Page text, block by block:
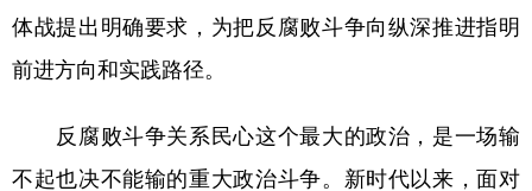
北京 天津 河北 山西
辽宁 吉林
浙江 安徽 福建 江西
山东 河南 湖北 湖南
体战提出明确要求，为把反腐败斗争向纵深推进指明
前进方向和实践路径。
反腐败斗争关系民心这个最大的政治，是一场输
不起也决不能输的重大政治斗争。新时代以来，面对